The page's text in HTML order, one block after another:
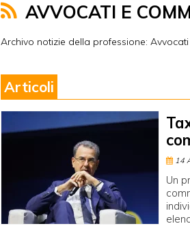
AVVOCATI E
Archivo notizie della professione:
Articoli
14
Un